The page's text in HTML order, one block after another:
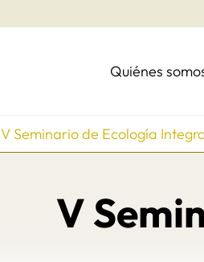
Quiénes
V Seminario de Ecología
V